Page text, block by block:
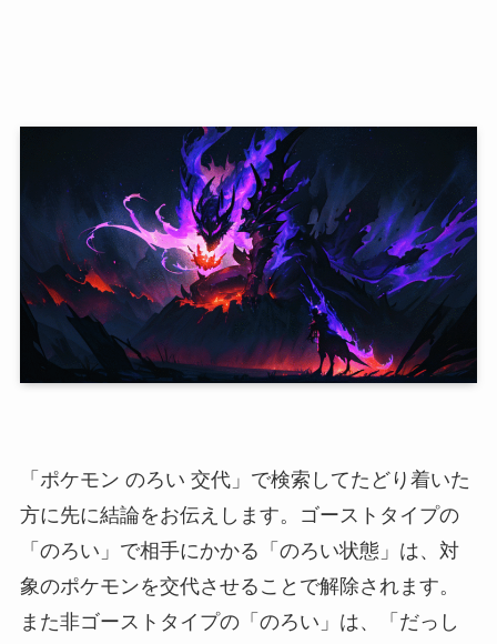
「ポケモン のろい 交代」で検索してたどり着いた
方に先に結論をお伝えします。ゴーストタイプの
「のろい」で相手にかかる「のろい状態」は、対
象のポケモンを交代させることで解除されます。
また非ゴーストタイプの「のろい」は、「だっし